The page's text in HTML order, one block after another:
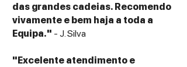
das grandes cadeias. Recomendo
vivamente e bem haja a toda a
Equipa." - J. Silva
"Excelente atendimento e